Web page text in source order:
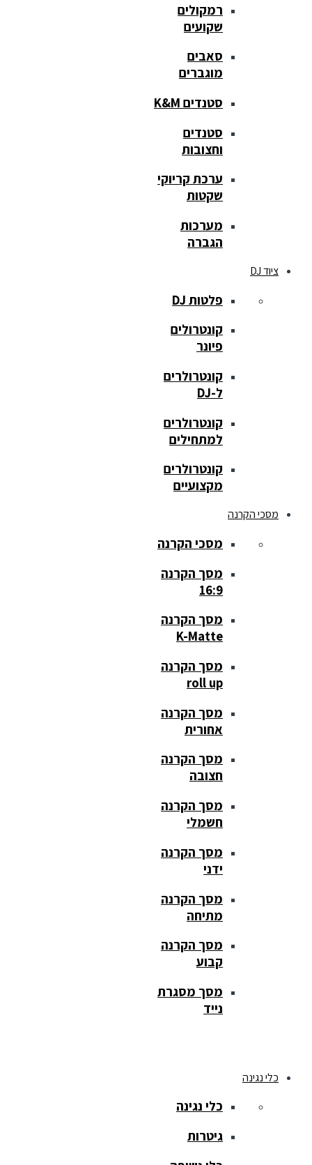
רמקולים
שקועים
סאבים
מוגברים
סטנדים K&M
סטנדים
וחצובות
ערכת קריוקי
שקטות
מערכות
הגברה
ציוד DJ
פלטות DJ
קונטרולים
פיונר
קונטרולרים
ל-DJ
קונטרולרים
למתחילים
קונטרולרים
מקצועיים
מסכי הקרנה
מסכי הקרנה
מסך הקרנה
16:9
מסך הקרנה
K-Matte
מסך הקרנה
roll up
מסך הקרנה
אחורית
מסך הקרנה
חצובה
מסך הקרנה
חשמלי
מסך הקרנה
ידני
מסך הקרנה
מתיחה
מסך הקרנה
קבוע
מסך מסגרת
נייד
כלי נגינה
כלי נגינה
גיטרות